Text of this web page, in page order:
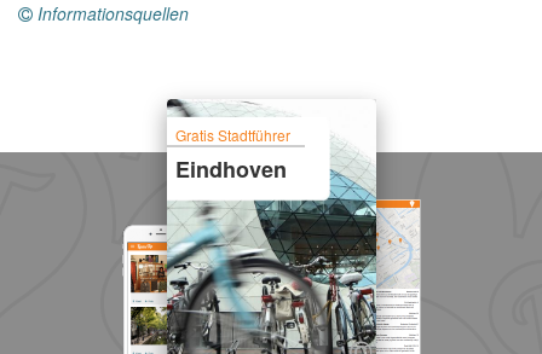
Informationsquellen
Gratis Stadtführer
Eindhoven